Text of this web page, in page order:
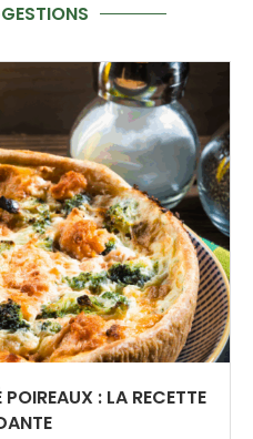
: LA RECETTE